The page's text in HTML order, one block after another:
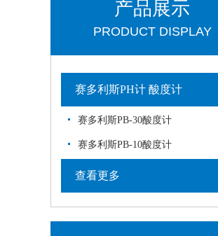
产品展示
PRODUCT DISPLAY
赛多利斯PH计 酸度计
赛多利斯PB-30酸度计
赛多利斯PB-10酸度计
查看更多